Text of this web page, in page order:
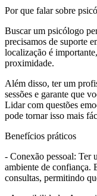
Por que falar sobre
Buscar um psicólogo
precisamos de suporte
localização é
proximidade.
Além disso, ter um
sessões e garante que
Lidar com questões
pode tornar isso mais
Benefícios práticos
- Conexão pessoal: Ter
ambiente de confiança.
consultas, permitindo